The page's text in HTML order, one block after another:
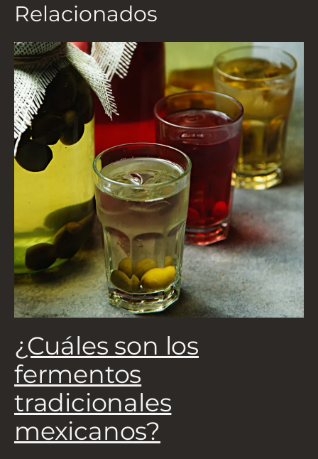
Relacionados
¿Cuáles son los
fermentos
tradicionales
mexicanos?